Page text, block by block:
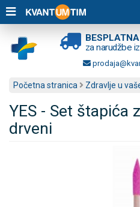
za narudžbe
Početna stranica Zdravlje u
YES - Set štapića
drveni